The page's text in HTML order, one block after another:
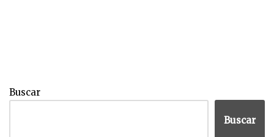
Buscar
Buscar